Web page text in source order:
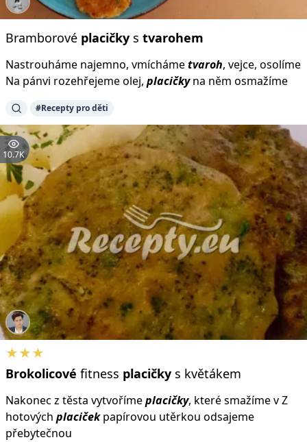
Bramborové placičky s tvarohem
Nastrouháme najemno, vmíchámetvaroh, vejce, osolíme
Na pánvi rozehřejeme olej, placičkyna něm osmažíme
#Recepty pro děti
10.7K
★★★
Brokolicové fitness placičky s květákem
Nakonec z těsta vytvořímeplacičky, které smažíme v Z
hotových placičekpapírovou utěrkou odsajeme
přebytečnou